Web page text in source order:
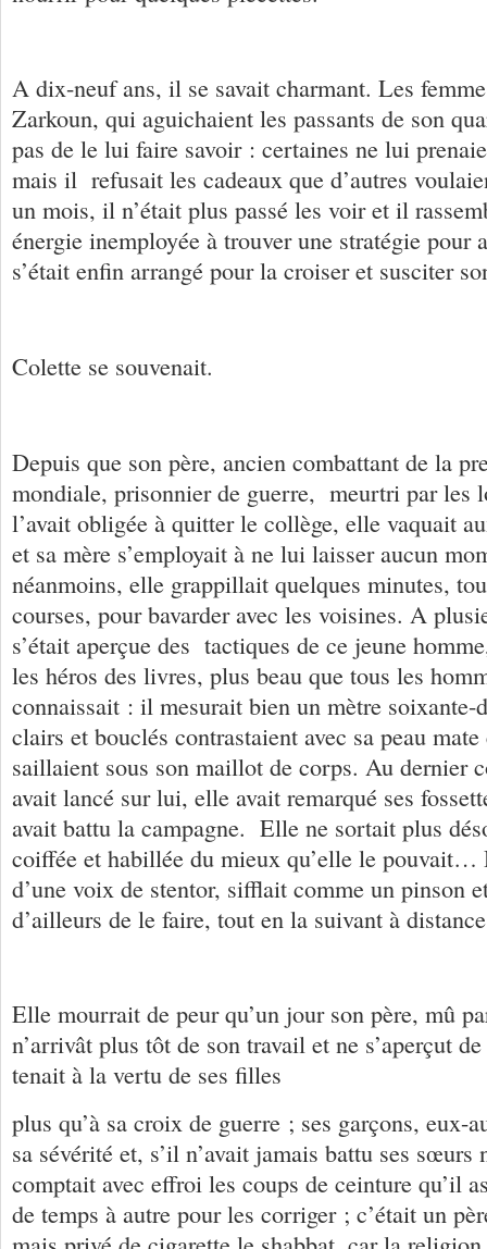
A dix-neuf ans, il se savait charmant. Les
Zarkoun, qui aguichaient les passants de son
pas de le lui faire savoir : certaines ne lui
mais il refusait les cadeaux que d’autres
un mois, il n’était plus passé les voir et il
énergie inemployée à trouver une stratégie pour
s’était enfin arrangé pour la croiser et susciter
Colette se souvenait.
Depuis que son père, ancien combattant de la
mondiale, prisonnier de guerre, meurtri par les
l’avait obligée à quitter le collège, elle vaquait
et sa mère s’employait à ne lui laisser aucun
néanmoins, elle grappillait quelques minutes,
courses, pour bavarder avec les voisines. A
s’était aperçue des tactiques de ce jeune
les héros des livres, plus beau que tous les
connaissait : il mesurait bien un mètre soixante-
clairs et bouclés contrastaient avec sa peau
saillaient sous son maillot de corps. Au dernier
avait lancé sur lui, elle avait remarqué ses
avait battu la campagne. Elle ne sortait plus
coiffée et habillée du mieux qu’elle le
d’une voix de stentor, sifflait comme un pinson
d’ailleurs de le faire, tout en la suivant à
Elle mourrait de peur qu’un jour son père, mû
n’arrivât plus tôt de son travail et ne s’aperçut
tenait à la vertu de ses filles
plus qu’à sa croix de guerre ; ses garçons, eux-
sa sévérité et, s’il n’avait jamais battu ses
comptait avec effroi les coups de ceinture qu’il
de temps à autre pour les corriger ; c’était un